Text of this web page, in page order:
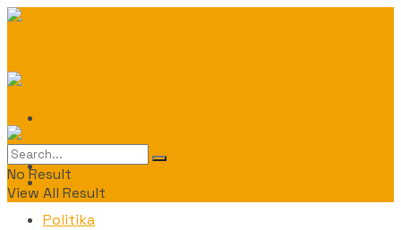
Politika
Daerah
Politika
No Result
View All Result